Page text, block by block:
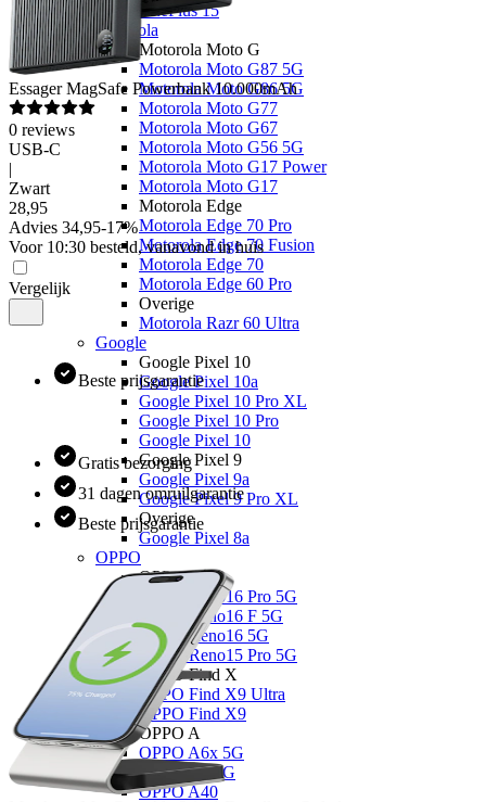
OnePlus 15
Motorola
Motorola Moto G
Motorola Moto G87 5G
Motorola Moto G86 5G
Motorola Moto G77
Motorola Moto G67
Motorola Moto G56 5G
Motorola Moto G17 Power
Motorola Moto G17
Motorola Edge
Motorola Edge 70 Pro
Motorola Edge 70 Fusion
Motorola Edge 70
Motorola Edge 60 Pro
Overige
Motorola Razr 60 Ultra
Google
Google Pixel 10
Google Pixel 10a
Google Pixel 10 Pro XL
Google Pixel 10 Pro
Google Pixel 10
Google Pixel 9
Google Pixel 9a
Google Pixel 9 Pro XL
Overige
Google Pixel 8a
OPPO
OPPO Reno
OPPO Reno16 Pro 5G
OPPO Reno16 F 5G
OPPO Reno16 5G
OPPO Reno15 Pro 5G
OPPO Find X
OPPO Find X9 Ultra
OPPO Find X9
OPPO A
OPPO A6x 5G
OPPO A6 5G
OPPO A40
Essager MagSafe Powerbank 10.000mAh
0 reviews
USB-C
|
Zwart
28,95
Advies 34,95-17%
Voor 10:30 besteld, vanavond in huis
Vergelijk
Beste prijsgarantie
Gratis bezorging
31 dagen omruilgarantie
Beste prijsgarantie